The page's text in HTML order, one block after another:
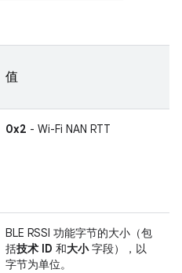
值
0x2 - Wi-Fi NAN RTT
BLE RSSI 功能字节的大小（包
括技术 ID 和大小字段），以
字节为单位。